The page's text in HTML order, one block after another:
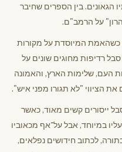
הגאונים. בין הספרים שחיבר
על הרמב"ם.
כשהאמת המיוסדת על מקורות
רדיפות מחוגים שונים על
העם, שלימות הארץ, והאמונה
הציווי "לא תגורו מפני איש".
ייסורים קשים מאוד, כאשר
במיוחד, אבל על־אף מכאוביו
לכתוב חידושים נפלאים,